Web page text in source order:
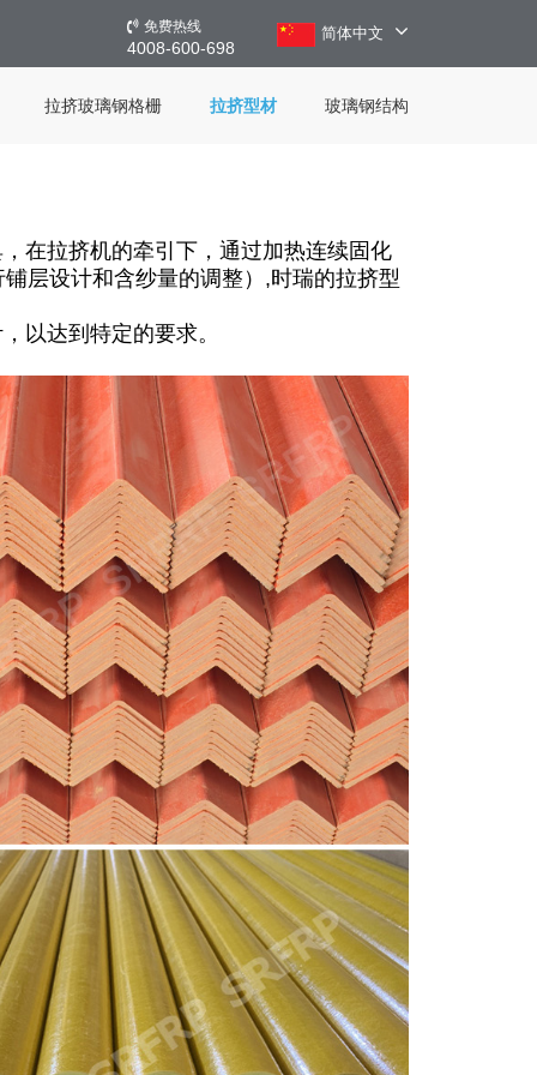
免费热线
4008-600-698
简体中文
拉挤玻璃钢格栅 拉挤型材 玻璃钢结构
在拉挤机的牵引下，通过加热连续固化
层设计和含纱量的调整）,时瑞的拉挤型
以达到特定的要求。